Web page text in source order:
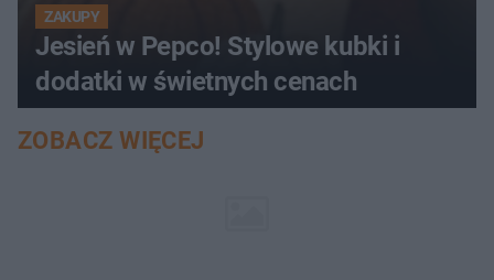
ZAKUPY
Jesień w Pepco! Stylowe kubki i
dodatki w świetnych cenach
ZOBACZ WIĘCEJ